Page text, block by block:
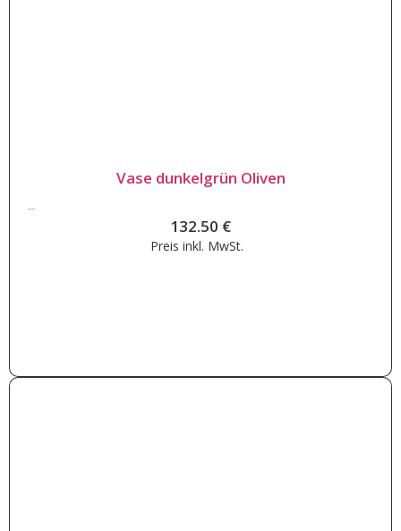
Vase dunkelgrün Oliven
132.50 €
132.50 €
Preis inkl. MwSt.